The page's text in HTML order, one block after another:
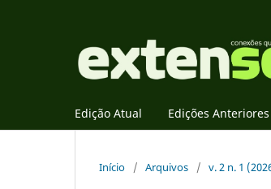
Edição Atual Edições Anteriores
Início / Arquivos / v. 2 n. 1